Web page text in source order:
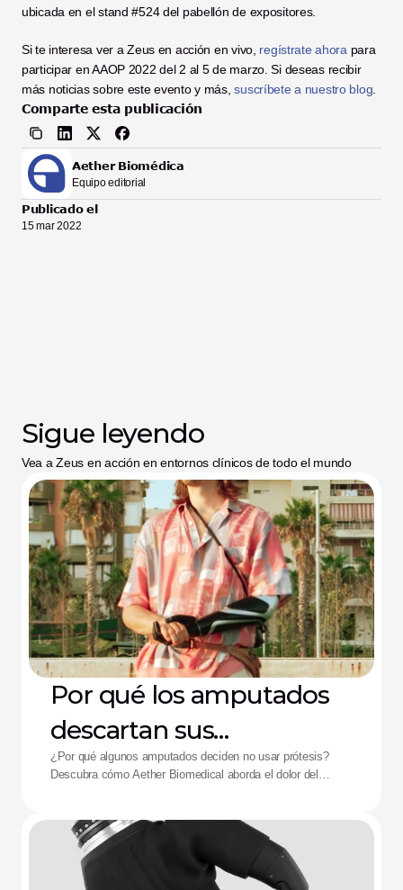
ubicada en el stand #524 del pabellón de expositores.
Si te interesa ver a Zeus en acción en vivo, regístrate ahora para
participar en AAOP 2022 del 2 al 5 de marzo. Si deseas recibir
más noticias sobre este evento y más, suscríbete a nuestro blog
Comparte esta publicación
Aether Biomédica
Equipo editorial
Publicado el
15 mar 2022
Sigue leyendo
Vea a Zeus en acción en entornos clínicos de todo el mundo
Por qué los amputados
descartan sus
dispositivos: La solución
¿Por qué algunos amputados deciden no usar prótesis?
Descubra cómo Aether Biomedical aborda el dolor del